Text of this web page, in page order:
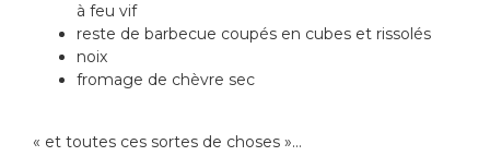
à feu vif
reste de barbecue coupés en cubes et rissolés
noix
fromage de chèvre sec
« et toutes ces sortes de choses »…